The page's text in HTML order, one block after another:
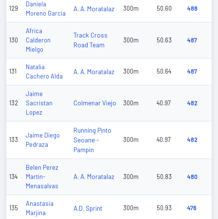
129
Daniela
Moreno Garcia
A. A. Moratalaz 300m 50.60 488
130
Africa
Calderon
Mielgo
Track Cross
Road Team
300m 50.63 487
131
Natalia
Cachero Alda
A. A. Moratalaz 300m 50.64 487
132
Jaime
Sacristan
Lopez
Colmenar Viejo 300m 40.97 482
133
Jaime Diego
Pedraza
Running Pinto
Seoane -
Pampin
300m 40.97 482
134
Belen Perez
Martin-
Menasalvas
A. A. Moratalaz 300m 50.83 480
135
Anastasia
Marjina
A.D. Sprint 300m 50.93 476